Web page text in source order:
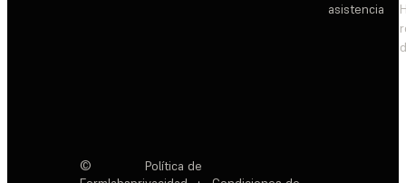
asistencia
©
Política de